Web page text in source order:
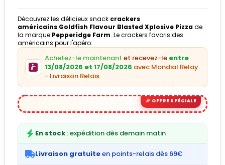
Découvrez les délicieux snack crackers
américains Goldfish Flavour Blasted Xplosive Pizzade
la marque Pepperidge Farm. Le crackers favoris des
américains pour l'apéro.
Achetez-le maintenant et recevez-le entre
13/08/2026 et 17/08/2026 avec Mondial Relay
- Livraison Relais
En stock : expédition dès demain matin
Livraison gratuiteen points-relais dès 69€